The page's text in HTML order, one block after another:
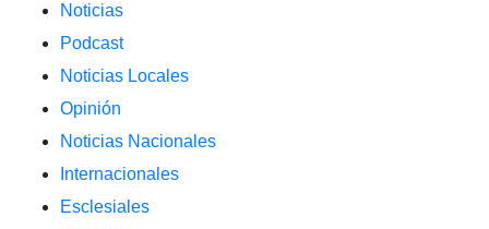
Noticias
Podcast
Noticias Locales
Opinión
Noticias Nacionales
Internacionales
Esclesiales